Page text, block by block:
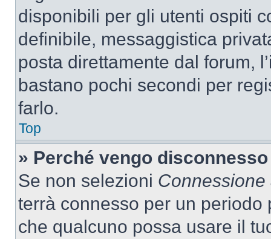
disponibili per gli utenti ospiti
definibile, messaggistica
posta direttamente dal forum,
bastano pochi secondi per
farlo.
Top
» Perché vengo
Se non selezioni
terrà connesso per un
che qualcuno possa usare il